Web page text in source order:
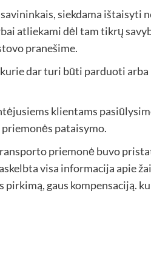
siekdama ištaisyti
atliekami dėl tam tikrų
pranešime.
dar turi būti parduoti
klientams
pataisymo.
priemonė buvo
visa informacija apie
gaus kompensaciją.